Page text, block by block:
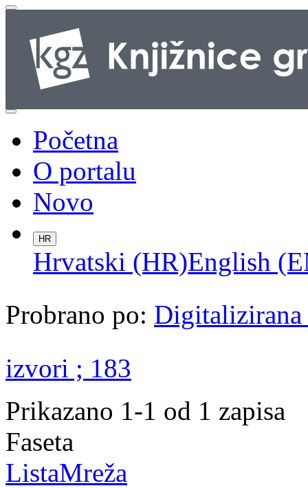
Početna
O portalu
Novo
HR
Hrvatski (HR)English
Probrano po: Digitalizirana
izvori ; 183
Prikazano 1-1 od 1 zapisa
Faseta
ListaMreža